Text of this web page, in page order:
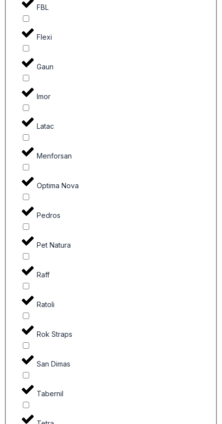
FBL
Flexi
Gaun
Imor
Latac
Menforsan
Optima Nova
Pedros
Pet Natura
Raff
Ratoli
Rok Straps
San Dimas
Tabernil